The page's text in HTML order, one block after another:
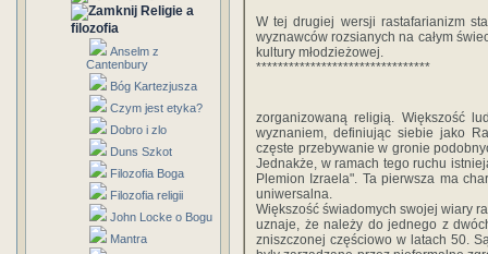
Religie a
filozofia
Anselm z
Cantenbury
Bóg Kartezjusza
Czym jest etyka?
Dobro i zlo
Duns Szkot
Filozofia Boga
Filozofia religii
John Locke o Bogu
Mantra
W tej drugiej wersji rastafarianizm
wyznawców rozsianych na całym
kultury młodzieżowej.
********************************
zorganizowaną religią. Większość
wyznaniem, definiując siebie jako
częste przebywanie w gronie
Jednakże, w ramach tego ruchu
Plemion Izraela". Ta pierwsza ma
uniwersalna.
Większość świadomych swojej wiary
uznaje, że należy do jednego z
zniszczonej częściowo w latach 50.